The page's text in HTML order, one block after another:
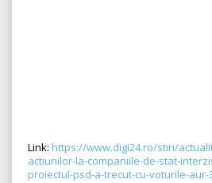
Link: https://www.digi24.ro/stiri/
actiunilor-la-companiile-de-stat-
proiectul-psd-a-trecut-cu-voturile-aur-